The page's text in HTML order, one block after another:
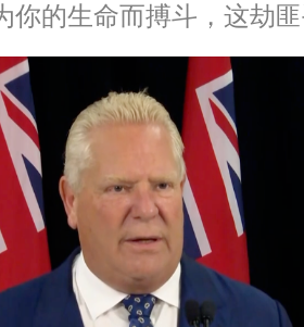
你的生命而搏斗，这劫